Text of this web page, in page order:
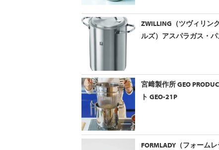
ZWILLING（ツヴィリン
ルズ）アスパラガス・
宮﨑製作所 GEO
ト GEO-21P
FORMLADY（フォーム